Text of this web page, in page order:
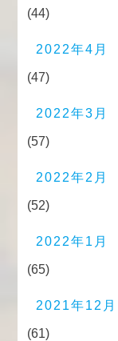
(44)
2022年4月
(47)
2022年3月
(57)
2022年2月
(52)
2022年1月
(65)
2021年12月
(61)